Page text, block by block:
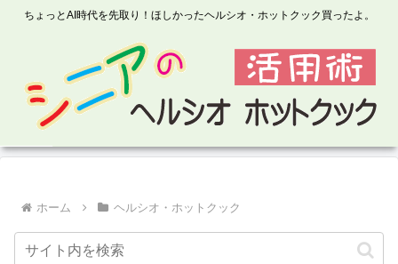
ちょっとAI時代を先取り！ほしかったヘルシオ・ホットクック買ったよ。
ホーム ヘルシオ・ホットクック